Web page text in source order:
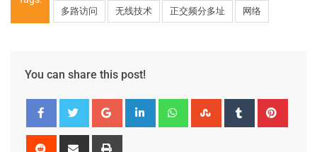
多路访问 无线技术 正交频分多址 网络
You can share this post!